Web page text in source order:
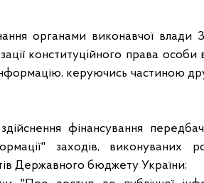
органами виконавчої влади
конституційного права особи
керуючись частиною
фінансування
заходів, виконуваних
Державного бюджету України;